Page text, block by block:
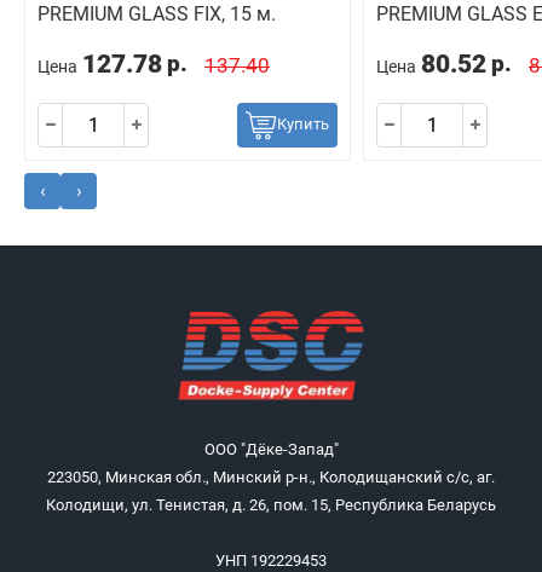
PREMIUM GLASS FIX, 15 м.
Цена 127.78 р. 137.40
Купить
PREMIUM GLASS
Цена 80.52 р.
‹ ›
ООО "Дёке-Запад"
223050, Минская обл., Минский р-н., Колодищанский с/с, аг.
Колодищи, ул. Тенистая, д. 26, пом. 15, Республика Беларусь
УНП 192229453